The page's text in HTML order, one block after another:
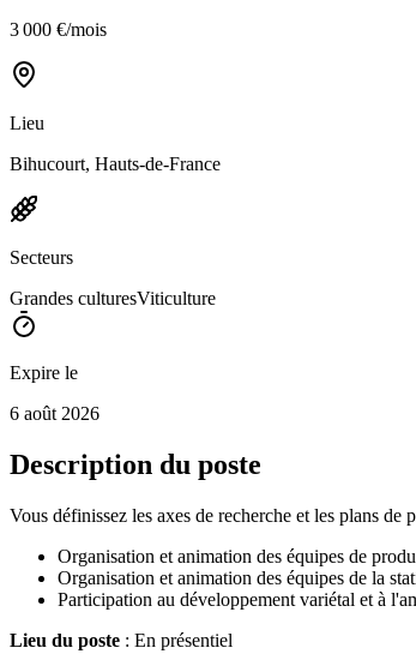
3 000 €/mois
Lieu
Bihucourt, Hauts-de-France
Secteurs
Grandes culturesViticulture
Expire le
6 août 2026
Description du poste
Vous définissez les axes de recherche et les plans
Organisation et animation des équipes de
Organisation et animation des équipes de la
Participation au développement variétal et à
Lieu du poste : En présentiel